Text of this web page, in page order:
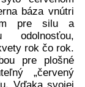
báza vnútri
pre silu a
odolnosťou,
rok čo rok.
pre plošné
„červený
Vďaka svojej